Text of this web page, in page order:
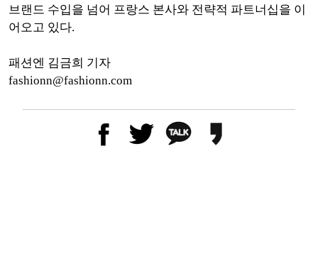
브랜드 수입을 넘어 프랑스 본사와 전략적 파트너십을 이
어오고 있다.
패션엔 김금희 기자
fashionn@fashionn.com